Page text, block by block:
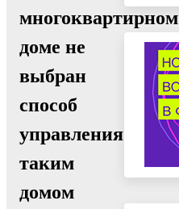
многоквартирном
доме не
выбран
способ
управления
таким
домом